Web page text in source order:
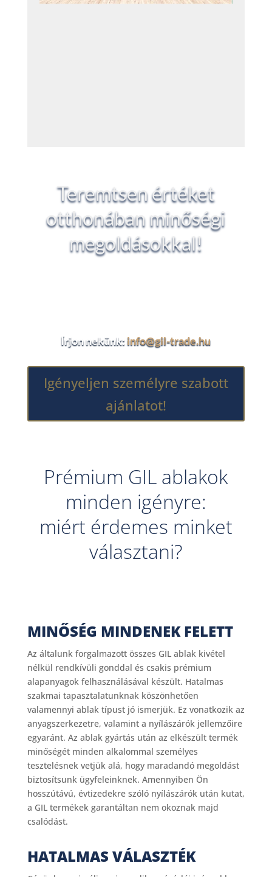
Teremtsen értéket
otthonában minőségi
megoldásokkal!
Írjon nekünk:info@gil-trade.hu
Igényeljen személyre szabott
ajánlatot!
Prémium GIL ablakok
minden igényre:
miért érdemes minket
választani?
MINŐSÉG MINDENEK FELETT
Az általunk forgalmazott összes GIL ablak kivétel
nélkül rendkívüli gonddal és csakis prémium
alapanyagok felhasználásával készült. Hatalmas
szakmai tapasztalatunknak köszönhetően
valamennyi ablak típust jó ismerjük. Ez vonatkozik az
anyagszerkezetre, valamint a nyílászárók jellemzőire
egyaránt. Az ablak gyártás után az elkészült termék
minőségét minden alkalommal személyes
tesztelésnek vetjük alá, hogy maradandó megoldást
biztosítsunk ügyfeleinknek. Amennyiben Ön
hosszútávú, évtizedekre szóló nyílászárók után kutat,
a GIL termékek garantáltan nem okoznak majd
csalódást.
HATALMAS VÁLASZTÉK